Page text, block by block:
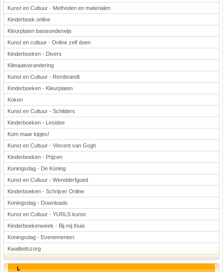
Kunst en Cultuur - Methoden en materialen
Kinderboek online
Kleurplaten basisonderwijs
Kunst en cultuur - Online zelf doen
Kinderboeken - Divers
Klimaatverandering
Kunst en Cultuur - Rembrandt
Kinderboeken - Kleurplaten
Koken
Kunst en Cultuur - Schilders
Kinderboeken - Lesidee
Kom maar kipjes!
Kunst en Cultuur - Vincent van Gogh
Kinderboeken - Prijzen
Koningsdag - De Koning
Kunst en Cultuur - Werelderfgoed
Kinderboeken - Schrijver Online
Koningsdag - Downloads
Kunst en Cultuur - YURLS kunst
Kinderboekenweek - Bij mij thuis
Koningsdag - Evenementen
Kwaliteitszorg
L